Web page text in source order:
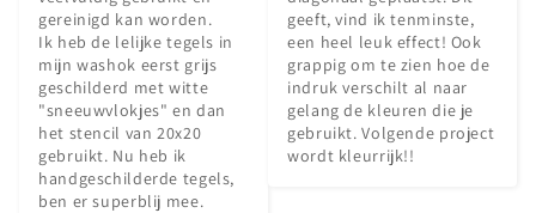
gereinigd kan worden.
Ik heb de lelijke tegels in
mijn washok eerst grijs
geschilderd met witte
"sneeuwvlokjes" en dan
het stencil van 20x20
gebruikt. Nu heb ik
handgeschilderde tegels,
ben er superblij mee.
geeft, vind ik tenminste,
een heel leuk effect! Ook
grappig om te zien hoe de
indruk verschilt al naar
gelang de kleuren die je
gebruikt. Volgende project
wordt kleurrijk!!